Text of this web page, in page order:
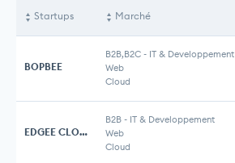
Startups Marché
BOPBEE
B2B,B2C - IT & Developpement
Web
Cloud
EDGEE CLOUD
B2B - IT & Developpement
Web
Cloud